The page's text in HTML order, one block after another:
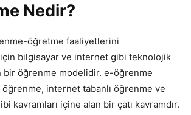
Nedir?
öğretme faaliyetlerini
bilgisayar ve internet gibi teknolojik
bir öğrenme modelidir. e-öğrenme
öğrenme, internet tabanlı öğrenme ve
kavramları içine alan bir çatı kavramdır.